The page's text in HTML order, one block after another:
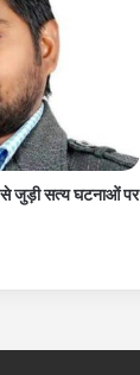
से जुड़ी सत्य घटनाओं पर